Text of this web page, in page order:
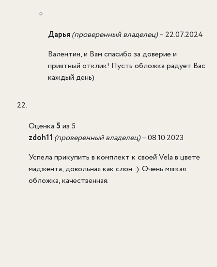
Дарья (проверенный владелец)– 22.07.2024
Валентин, и Вам спасибо за доверие и
приятный отклик! Пусть обложка радует Вас
каждый день)
Оценка 5 из 5
zdoh11 (проверенный владелец)–08.10.2023
Успела прикупить в комплект к своей Vela в цвете
маджента, довольная как слон :). Очень мягкая
обложка, качественная.